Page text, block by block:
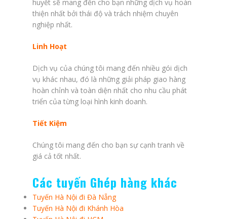
huyết sẽ mang đến cho bạn những dịch vụ hoàn
thiện nhất bởi thái độ và trách nhiệm chuyên
nghiệp nhất.
Linh Hoạt
Dịch vụ của chúng tôi mang đến nhiều gói dịch
vụ khác nhau, đó là những giải pháp giao hàng
hoàn chỉnh và toàn diện nhất cho nhu cầu phát
triển của từng loại hình kinh doanh.
Tiết Kiệm
Chúng tôi mang đến cho bạn sự cạnh tranh về
giá cả tốt nhất.
Các tuyến Ghép hàng khác
Tuyến Hà Nội đi Đà Nẵng
Tuyến Hà Nội đi Khánh Hòa